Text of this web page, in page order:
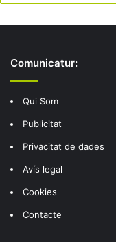
Comunicatur:
Qui Som
Publicitat
Privacitat de dades
Avís legal
Cookies
Contacte